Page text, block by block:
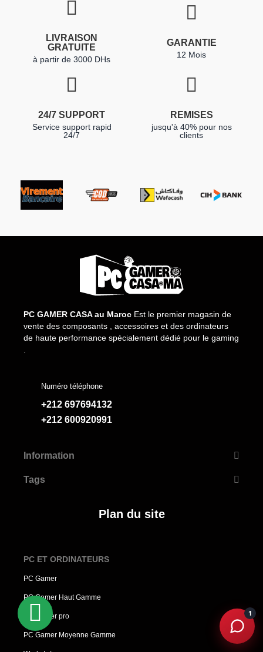
LIVRAISON
GRATUITE
à partir de 3000 DHs
GARANTIE
12 Mois
24/7 SUPPORT
Service support rapid
24/7
REMISES
jusqu'à 40% pour nos
clients
PC GAMER CASA au Maroc Est le premier magasin de
vente des composants , accessoires et des ordinateurs
de haute performance spécialement dédié pour le gaming
Numéro téléphone
+212 697694132
+212 600920991
Information
Tags
Plan du site
PC ET ORDINATEURS
PC Gamer
PC Gamer Haut Gamme
PC Gamer pro
PC Gamer Moyenne Gamme
1